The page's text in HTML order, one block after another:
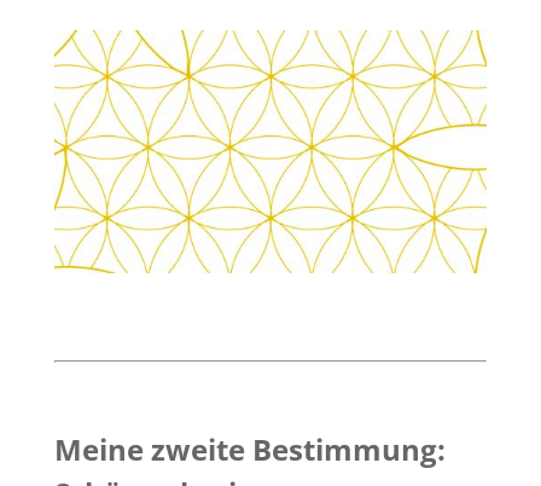
Meine zweite Bestimmung: